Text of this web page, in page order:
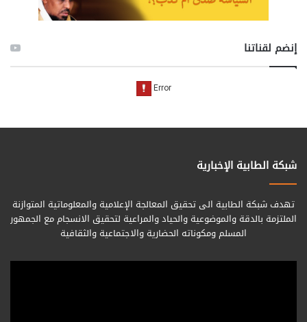
إنضم لقناتنا
شبكة الطابية الإخبارية
تهدف شبكة الطابية الى تحقيق المعالجة الإعلامية والمعلوماتية المتوازنة
الملتزمة بالدقة والموضوعية والحياد والمراعية لتحقيق الانسجام مع الجمهور
المسلم ومكوناته الحضارية والاجتماعية والثقافية